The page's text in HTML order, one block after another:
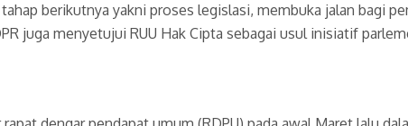
berikutnya yakni proses legislasi, membuka jalan bagi
juga menyetujui RUU Hak Cipta sebagai usul inisiatif